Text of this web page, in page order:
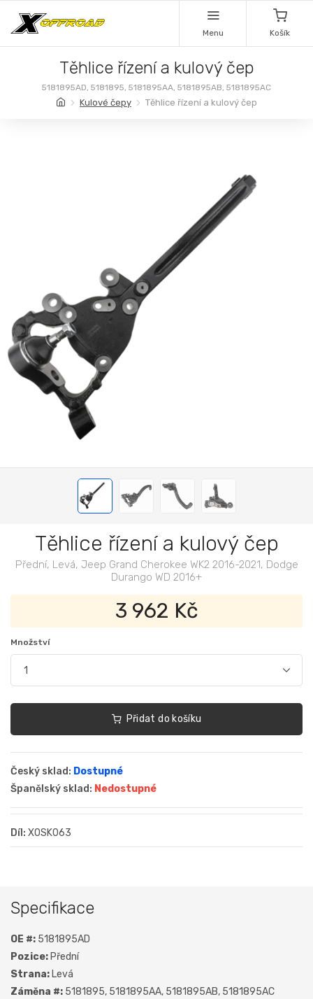
Menu Košík
Těhlice řízení a kulový čep
5181895AD, 5181895, 5181895AA, 5181895AB, 5181895AC
Kulové čepy Těhlice řízení a kulový čep
Těhlice řízení a kulový čep
Přední, Levá, Jeep Grand Cherokee WK2 2016-2021, Dodge
Durango WD 2016+
3 962 Kč
Množství
Přidat do košíku
Český sklad: Dostupné
Španělský sklad: Nedostupné
Díl: XOSK063
Specifikace
OE #: 5181895AD
Pozice: Přední
Strana: Levá
Záměna #: 5181895, 5181895AA, 5181895AB, 5181895AC